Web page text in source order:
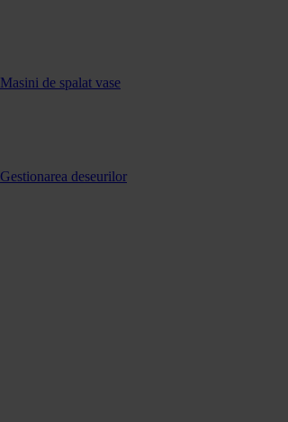
Masini de spalat vase
Gestionarea deseurilor